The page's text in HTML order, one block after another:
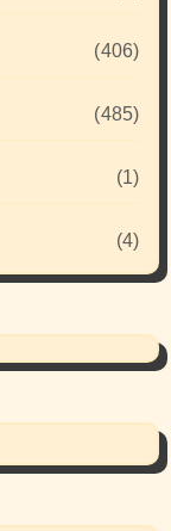
(406)
(485)
(1)
(4)